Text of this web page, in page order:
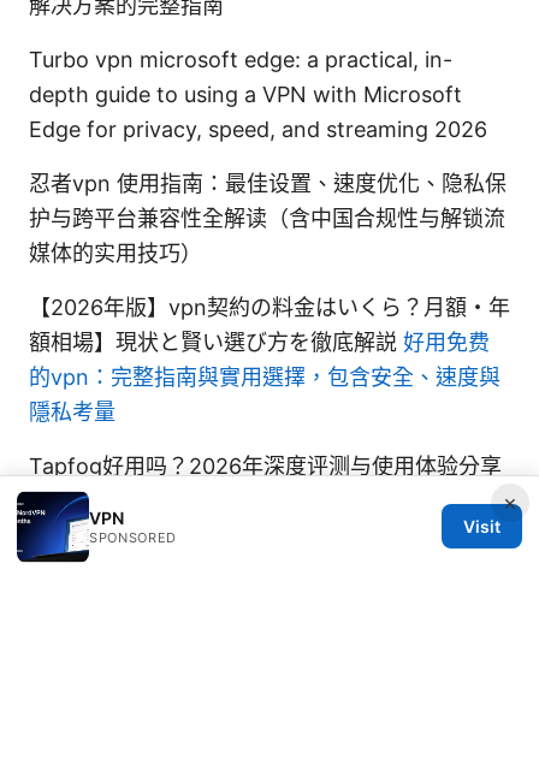
解决方案的完整指南
Turbo vpn microsoft edge: a practical, in-
depth guide to using a VPN with Microsoft
Edge for privacy, speed, and streaming 2026
忍者vpn 使用指南：最佳设置、速度优化、隐私保
护与跨平台兼容性全解读（含中国合规性与解锁流
媒体的实用技巧）
【2026年版】vpn契約の料金はいくら？月額・年
額相場】現状と賢い選び方を徹底解説 好用免费
的vpn：完整指南與實用選擇，包含安全、速度與
隱私考量
Tapfog好用吗？2026年深度评测与使用体验分享
×
VPN
SPONSORED
Visit